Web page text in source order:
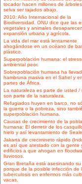
tocador hacen millones de
selva ser tajados abajo.
2010: Año Internacional de la
Biodiversidad. ONU dice que las
vegetales y animales
expansión urbana y agrícola.
La vida del mar está lentamente
ahogándose en un océano de
plástico.
Superpoblación humana: el
ambiental peor.
Sobrepoblación humana ha
hambruna masiva en el Sahel y
partes de África.
La naturaleza es parte de usted /
son parte de la naturaleza.
Refugiados huyen en barco, no
la guerra o la pobreza, sino
superpoblación humana.
Causas de crecimiento de la
humana: El derretir de los
hielo y así levantamiento de
Jakarta de crecimineto rápido
es así que atestado con la gente
edificios a que ahogan en
lluviosos.
Gran Bretaña está asesinando
porque de la posible infección de
tuberculosis en enfermos más
vacas.